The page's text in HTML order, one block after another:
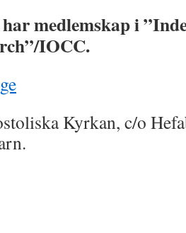
medlemskap i
IOCC.
Kyrkan, c/o